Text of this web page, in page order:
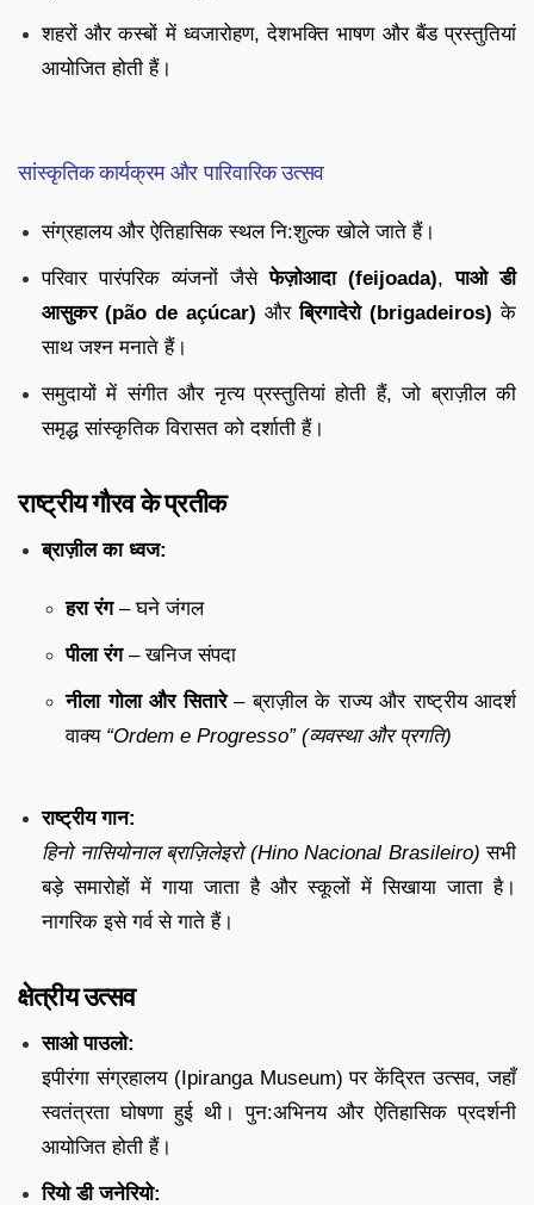
शहरों और कस्बों में ध्वजारोहण, देशभक्ति भाषण और बैंड प्रस्तुतियां
आयोजित होती हैं।
सांस्कृतिक कार्यक्रम और पारिवारिक उत्सव
संग्रहालय और ऐतिहासिक स्थल नि:शुल्क खोले जाते हैं।
परिवार पारंपरिक व्यंजनों जैसेफेज़ोआदा (feijoada),पाओ डी
आसुकर (pão de açúcar) औरब्रिगादेरो (brigadeiros) के
साथ जश्न मनाते हैं।
समुदायों में संगीत और नृत्य प्रस्तुतियां होती हैं, जो ब्राज़ील की
समृद्ध सांस्कृतिक विरासत को दर्शाती हैं।
राष्ट्रीय गौरव के प्रतीक
ब्राज़ील का ध्वज:
हरा रंग– घने जंगल
पीला रंग– खनिज संपदा
नीला गोला और सितारे– ब्राज़ील के राज्य और राष्ट्रीय आदर्श
वाक्य “Ordem e Progresso” (व्यवस्था और प्रगति)
राष्ट्रीय गान:
हिनो नासियोनाल ब्राज़िलेइरो (Hino Nacional Brasileiro) सभी
बड़े समारोहों में गाया जाता है और स्कूलों में सिखाया जाता है।
नागरिक इसे गर्व से गाते हैं।
क्षेत्रीय उत्सव
साओ पाउलो:
इपीरंगा संग्रहालय (Ipiranga Museum) पर केंद्रित उत्सव, जहाँ
स्वतंत्रता घोषणा हुई थी। पुन:अभिनय और ऐतिहासिक प्रदर्शनी
आयोजित होती हैं।
रियो डी जनेरियो: